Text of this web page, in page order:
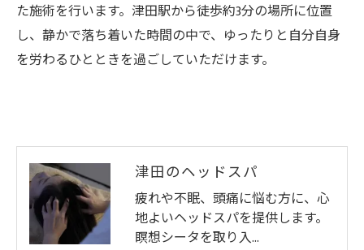
た施術を行います。津田駅から徒歩約3分の場所に位置
し、静かで落ち着いた時間の中で、ゆったりと自分自身
を労わるひとときを過ごしていただけます。
津田のヘッドスパ
疲れや不眠、頭痛に悩む方に、心
地よいヘッドスパを提供します。
瞑想シータを取り入…